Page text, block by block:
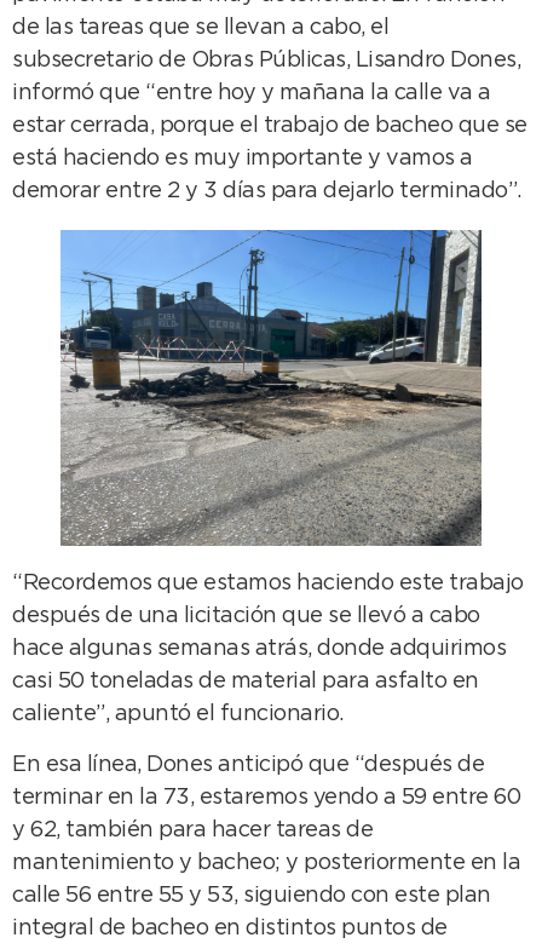
de las tareas que se llevan a cabo, el
subsecretario de Obras Públicas, Lisandro Dones,
informó que “entre hoy y mañana la calle va a
estar cerrada, porque el trabajo de bacheo que se
está haciendo es muy importante y vamos a
demorar entre 2 y 3 días para dejarlo terminado”.
“Recordemos que estamos haciendo este trabajo
después de una licitación que se llevó a cabo
hace algunas semanas atrás, donde adquirimos
casi 50 toneladas de material para asfalto en
caliente”, apuntó el funcionario.
En esa línea, Dones anticipó que “después de
terminar en la 73, estaremos yendo a 59 entre 60
y 62, también para hacer tareas de
mantenimiento y bacheo; y posteriormente en la
calle 56 entre 55 y 53, siguiendo con este plan
integral de bacheo en distintos puntos de